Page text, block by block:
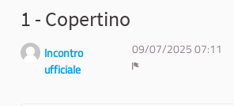
1 - Copertino
Incontro
ufficiale
09/07/2025 07:11